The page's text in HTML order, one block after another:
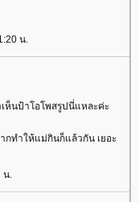
น.
เห็นป้าโอโพสรูปนี่แหละค่ะ
กทำให้แม่กินก็แล้วกัน เยอะ
น.